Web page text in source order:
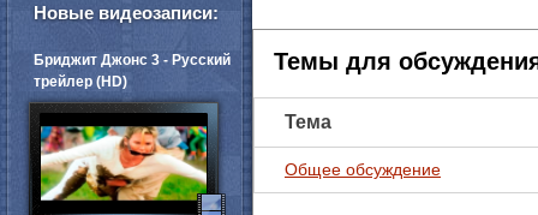
Темы для
Тема
Общее обсуждение
Новые видеозаписи:
Бриджит Джонс 3 - Русский
трейлер (HD)